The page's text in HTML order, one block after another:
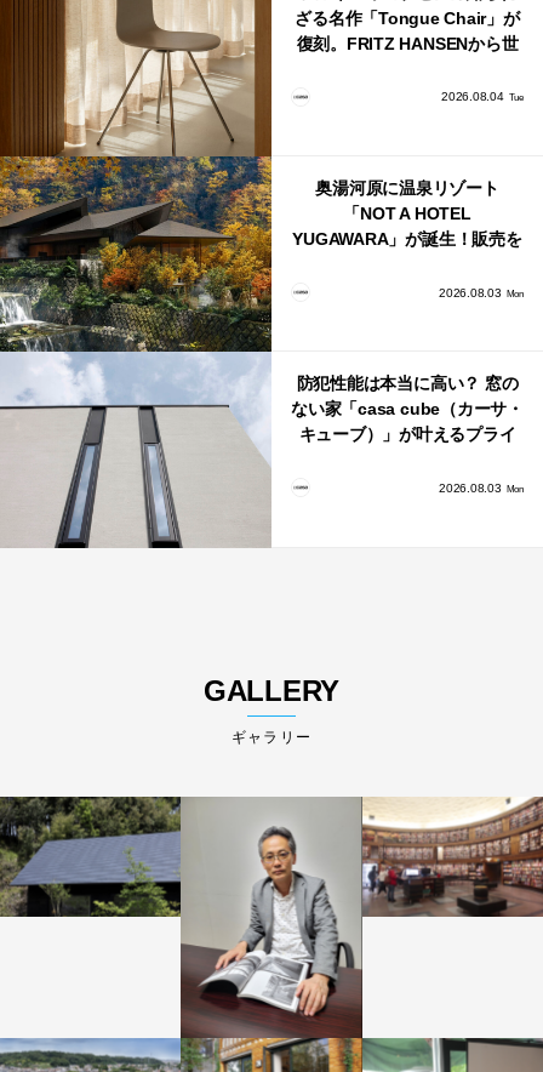
ざる名作「Tongue Chair」が
復刻。FRITZ HANSENから世
2026.08.04 Tue
奥湯河原に温泉リゾート
「NOT A HOTEL
YUGAWARA」が誕生！販売を
2026.08.03 Mon
防犯性能は本当に高い？ 窓の
ない家「casa cube（カーサ・
キューブ）」が叶えるプライ
2026.08.03 Mon
GALLERY
ギャラリー